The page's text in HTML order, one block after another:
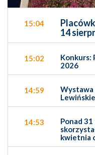
15:04
14
15:02
Konkurs:
2026
14:59
Wystawa
14:53
Ponad
kwietnia